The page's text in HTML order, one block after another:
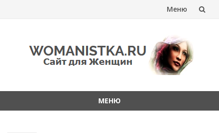
Меню
содержанию
МЕНЮ